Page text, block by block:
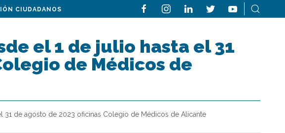
CIUDADANOS
el 1 de julio hasta el 31
de Médicos de
31 de agosto de 2023 oficinas Colegio de Médicos de Alicante